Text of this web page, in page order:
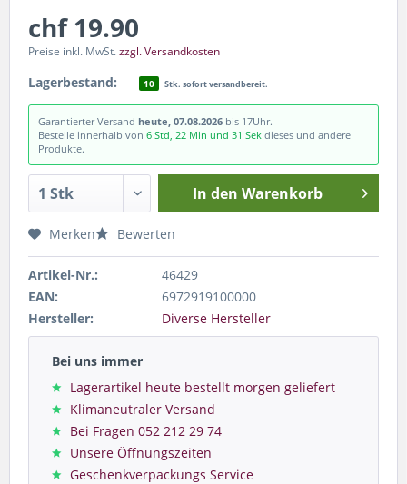
chf 19.90
Preise inkl. MwSt.zzgl. Versandkosten
Lagerbestand: 10 Stk. sofort versandbereit.
Garantierter Versand heute, 07.08.2026 bis 17Uhr.
Bestelle innerhalb von 6 Std, 22 Min und 30 Sek dieses und andere
Produkte.
In den Warenkorb
Merken Bewerten
Artikel-Nr.:
46429
EAN:
6972919100000
Hersteller:
Diverse Hersteller
Bei uns immer
Lagerartikel heute bestellt morgen geliefert
Klimaneutraler Versand
Bei Fragen 052 212 29 74
Unsere Öffnungszeiten
Geschenkverpackungs Service